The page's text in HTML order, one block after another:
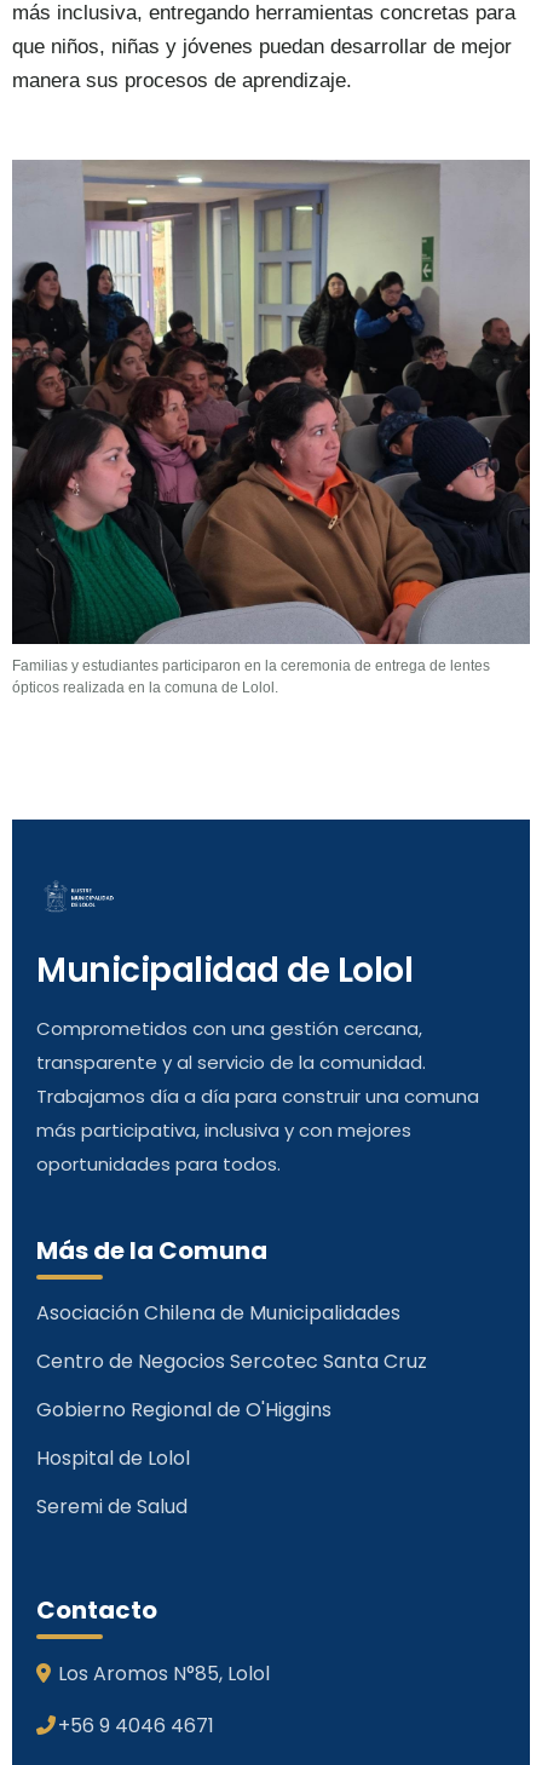
más inclusiva, entregando herramientas concretas para
que niños, niñas y jóvenes puedan desarrollar de mejor
manera sus procesos de aprendizaje.
Familias y estudiantes participaron en la ceremonia de entrega de lentes
ópticos realizada en la comuna de Lolol.
Municipalidad de Lolol
Comprometidos con una gestión cercana,
transparente y al servicio de la comunidad.
Trabajamos día a día para construir una comuna
más participativa, inclusiva y con mejores
oportunidades para todos.
Más de la Comuna
Asociación Chilena de Municipalidades
Centro de Negocios Sercotec Santa Cruz
Gobierno Regional de O'Higgins
Hospital de Lolol
Seremi de Salud
Contacto
Los Aromos N°85, Lolol
+56 9 4046 4671